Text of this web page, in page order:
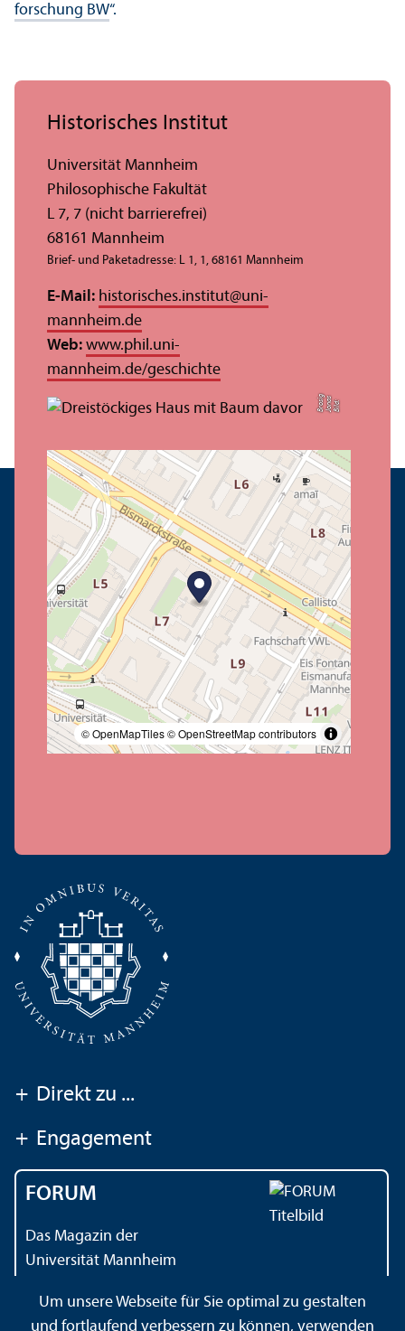
forschung BW“.
Bil
d:
J
o
n
a
sB
r
o
si
g
© OpenMapTiles© OpenStreetMap contributors
Historisches Institut
Universität Mannheim
Philosophische Fakultät
L 7, 7 (nicht barrierefrei)
68161 Mannheim
Brief- und Paketadresse: L 1, 1, 68161 Mannheim
E-Mail: historisches.institut@uni-
mannheim.de
Web: www.phil.uni-
mannheim.de/geschichte
+ Direkt zu ...
+ Engagement
FORUM
Das Magazin der
Universität Mannheim
Um unsere Webseite für Sie optimal zu gestalten
und fortlaufend verbessern zu können, verwenden